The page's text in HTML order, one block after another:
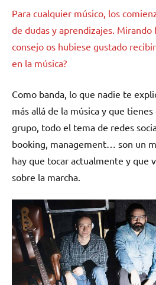
Para cualquier músico, los
de dudas y aprendizajes. Mirando
consejo os hubiese gustado
en la música?
Como banda, lo que nadie te
más allá de la música y que
grupo, todo el tema de redes
booking, management… son un
hay que tocar actualmente y que
sobre la marcha.